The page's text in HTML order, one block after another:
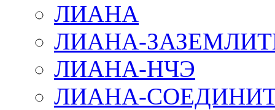
ЛИАНА
ЛИАНА-
ЛИАНА-НЧЭ
ЛИАНА-